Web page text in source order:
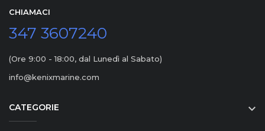
CHIAMACI
347 3607240
(Ore 9:00 - 18:00, dal Lunedì al Sabato)
info@kenixmarine.com
CATEGORIE 